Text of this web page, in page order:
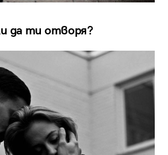
да ти отворя?